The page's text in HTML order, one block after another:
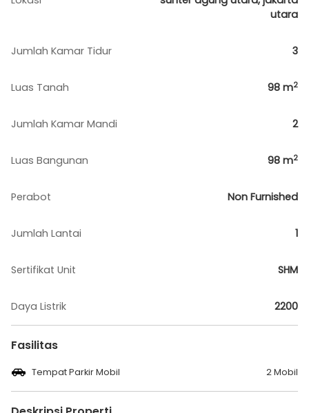
utara
Jumlah Kamar Tidur 3
Luas Tanah 98 m2
Jumlah Kamar Mandi 2
Luas Bangunan 98 m2
Perabot Non Furnished
Jumlah Lantai 1
Sertifikat Unit SHM
Daya Listrik 2200
Fasilitas
Tempat Parkir Mobil 2 Mobil